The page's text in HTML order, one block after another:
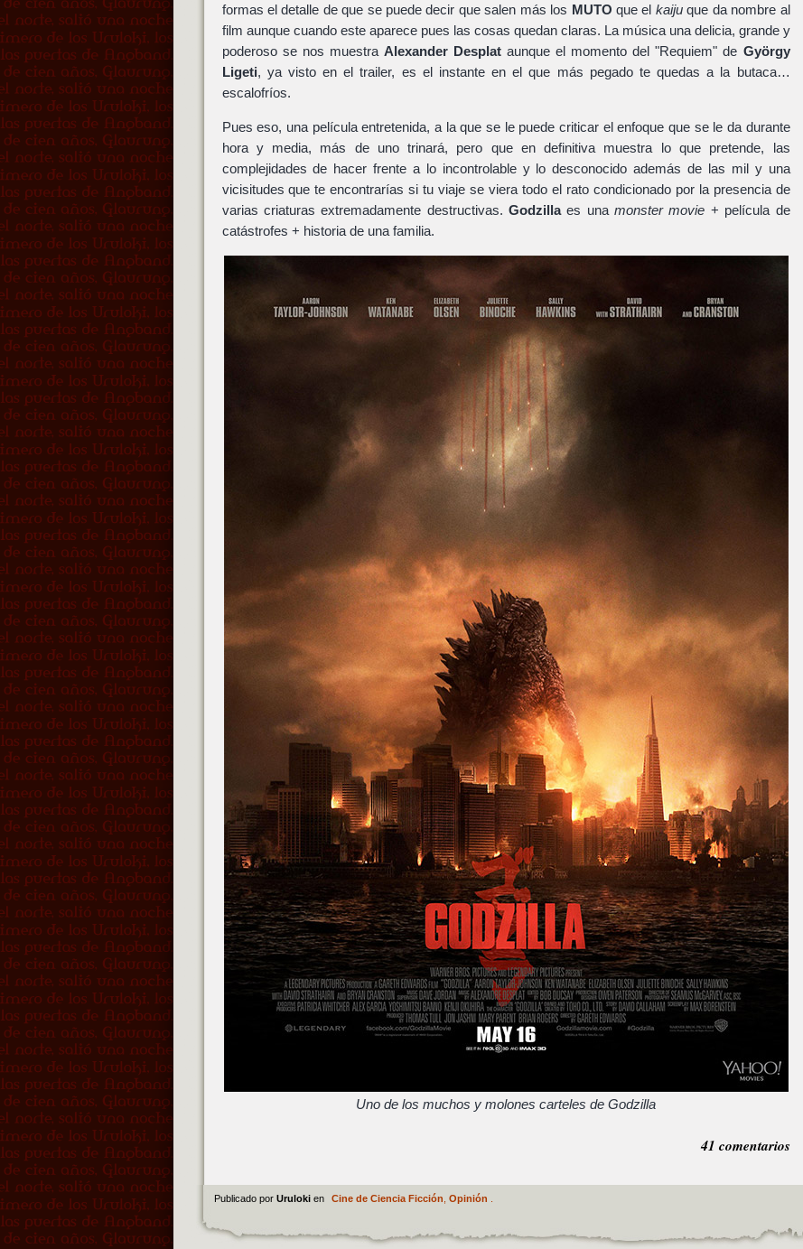
formas el detalle de que se puede decir que salen más los MUTO que el kaijuque da nombre al
film aunque cuando este aparece pues las cosas quedan claras. La música una delicia, grande y
poderoso se nos muestra Alexander Desplataunque el momento del "Requiem" de György
Ligeti, ya visto en el trailer, es el instante en el que más pegado te quedas a la butaca…
escalofríos.
Pues eso, una película entretenida, a la que se le puede criticar el enfoque que se le da durante
hora y media, más de uno trinará, pero que en definitiva muestra lo que pretende, las
complejidades de hacer frente a lo incontrolable y lo desconocido además de las mil y una
vicisitudes que te encontrarías si tu viaje se viera todo el rato condicionado por la presencia de
varias criaturas extremadamente destructivas. Godzillaes unamonster movie + película de
catástrofes + historia de una familia.
Uno de los muchos y molones carteles de Godzilla
41 comentarios
Publicado por Uruloki en Cine de Ciencia Ficción Opinión